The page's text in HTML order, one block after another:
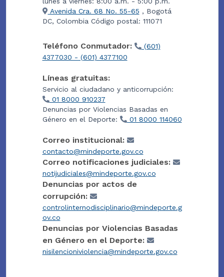
Avenida Cra. 68 No. 55-65 , Bogotá
DC, Colombia Código postal: 111071
Teléfono Conmutador:
(601)
4377030 - (601) 4377100
Líneas gratuitas:
Servicio al ciudadano y anticorrupción:
01 8000 910237
Denuncias por Violencias Basadas en
Género en el Deporte:
01 8000 114060
Correo institucional:
contacto@mindeporte.gov.co
Correo notificaciones judiciales:
notijudiciales@mindeporte.gov.co
Denuncias por actos de
corrupción:
controlinternodisciplinario@mindeporte.g
ov.co
Denuncias por Violencias Basadas
en Género en el Deporte:
nisilencioniviolencia@mindeporte.gov.co